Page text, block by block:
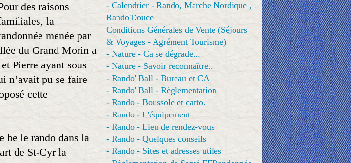
des raisons
la
menée par
du Grand Morin a
Pierre ayant sous
n’avait pu se faire
cette
belle rando dans la
de St-Cyr la
- Calendrier - Rando, Marche Nordique ,
Rando'Douce
Conditions Générales de Vente (Séjours
& Voyages - Agrément Tourisme)
- Nature - Ca se dégrade...
- Nature - Savoir reconnaître...
- Rando' Ball - Bureau et CA
- Rando' Ball - Règlementation
- Rando - Boussole et carto.
- Rando - L'équipement
- Rando - Lieu de rendez-vous
- Rando - Quelques conseils
- Rando - Sites et adresses utiles